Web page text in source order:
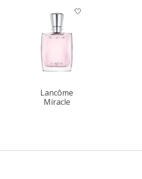
Items van productcarrousel
Lancôme
Miracle